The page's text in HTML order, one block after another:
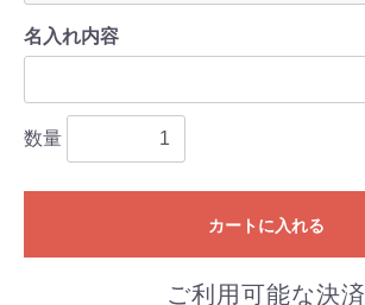
名入れ内容
数量
カートに入れる
ご利用可能な決済